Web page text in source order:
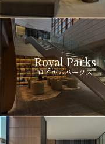
Royal Parks
ロイヤルパークス